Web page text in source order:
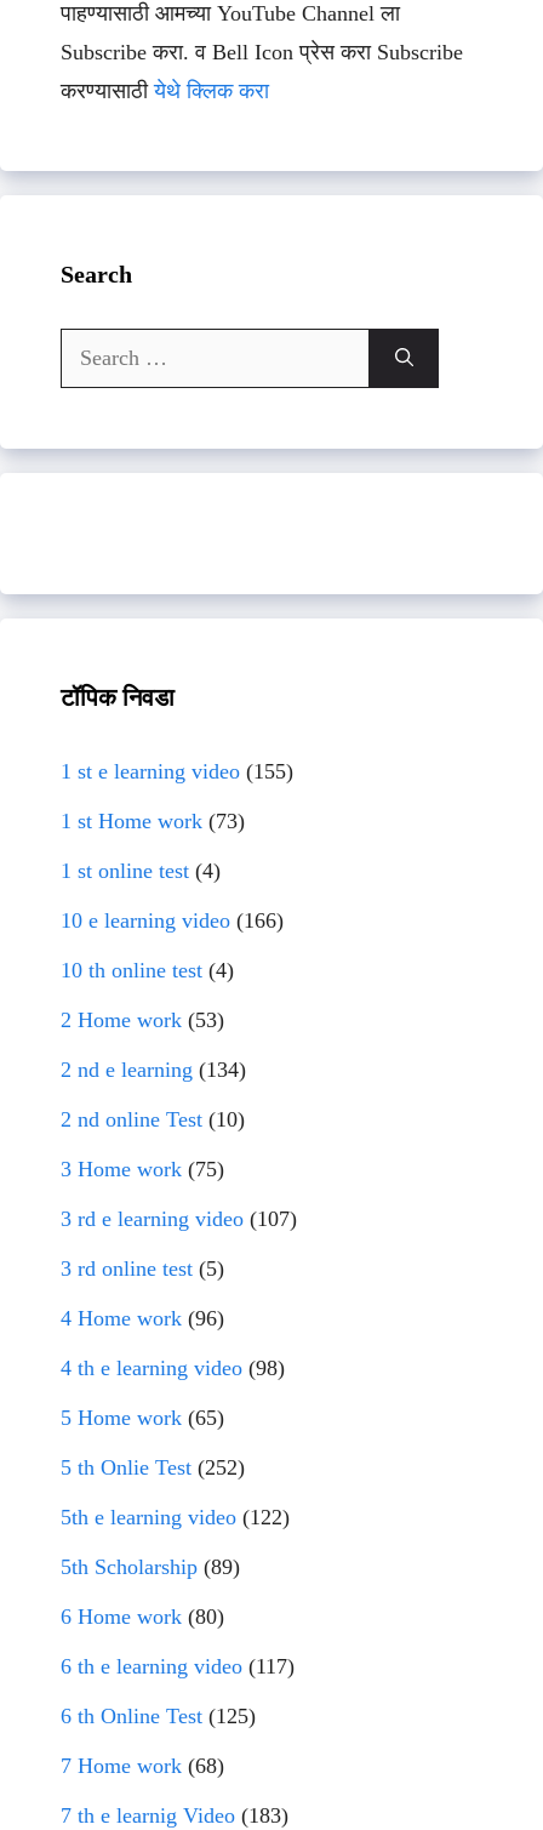
पाहण्यासाठी आमच्या YouTube Channel ला
Subscribe करा. व Bell Icon प्रेस करा Subscribe
करण्यासाठीयेथे क्लिक करा
Search
Search
for:
टॉपिक निवडा
1 st e learning video (155)
1 st Home work (73)
1 st online test (4)
10 e learning video (166)
10 th online test (4)
2 Home work (53)
2 nd e learning (134)
2 nd online Test (10)
3 Home work (75)
3 rd e learning video (107)
3 rd online test (5)
4 Home work (96)
4 th e learning video (98)
5 Home work (65)
5 th Onlie Test (252)
5th e learning video (122)
5th Scholarship (89)
6 Home work (80)
6 th e learning video (117)
6 th Online Test (125)
7 Home work (68)
7 th e learnig Video (183)